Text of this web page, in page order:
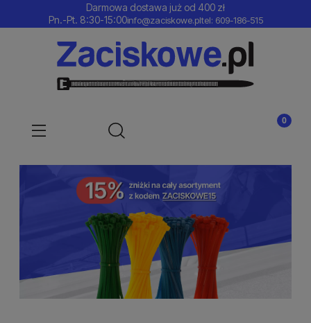
Darmowa dostawa już od 400 zł
Pn.-Pt. 8:30-15:00info@zaciskowe.pltel: 609-186-515